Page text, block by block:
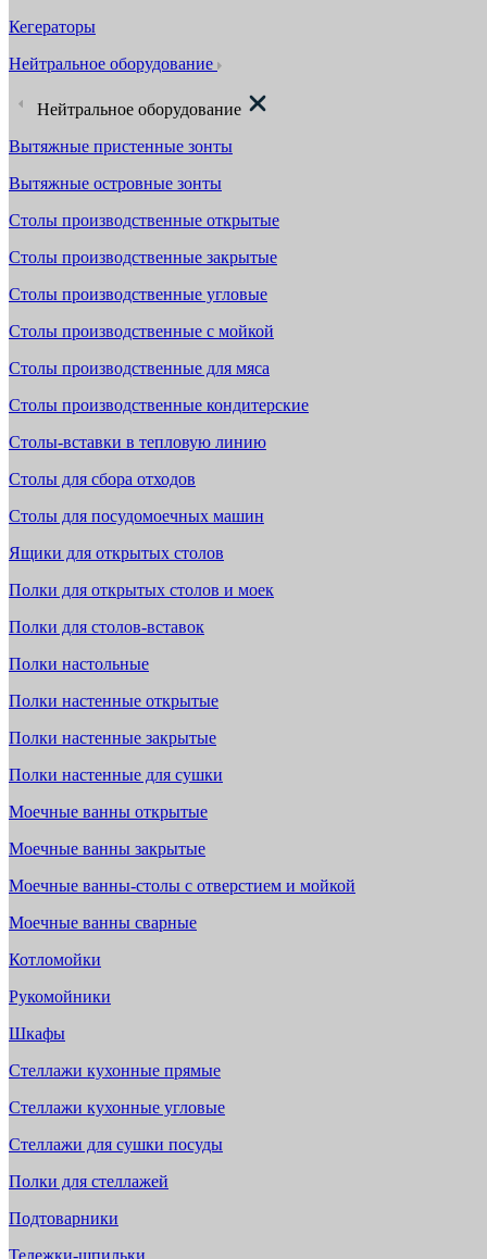
Кегераторы
Нейтральное оборудование
Нейтральное оборудование
Вытяжные пристенные зонты
Вытяжные островные зонты
Столы производственные открытые
Столы производственные закрытые
Столы производственные угловые
Столы производственные с мойкой
Столы производственные для мяса
Столы производственные кондитерские
Столы-вставки в тепловую линию
Столы для сбора отходов
Столы для посудомоечных машин
Ящики для открытых столов
Полки для открытых столов и моек
Полки для столов-вставок
Полки настольные
Полки настенные открытые
Полки настенные закрытые
Полки настенные для сушки
Моечные ванны открытые
Моечные ванны закрытые
Моечные ванны-столы с отверстием и мойкой
Моечные ванны сварные
Котломойки
Рукомойники
Шкафы
Стеллажи кухонные прямые
Стеллажи кухонные угловые
Стеллажи для сушки посуды
Полки для стеллажей
Подтоварники
Тележки-шпильки